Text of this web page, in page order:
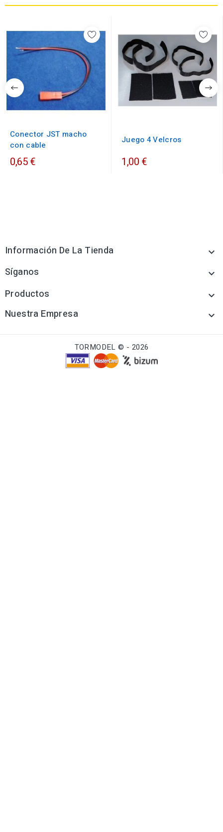
Conector JST macho
con cable
0,65 €
Juego 4 Velcros
1,00 €
Información De La Tienda 
Síganos 
Productos 
Nuestra Empresa 
TORMODEL © - 2026